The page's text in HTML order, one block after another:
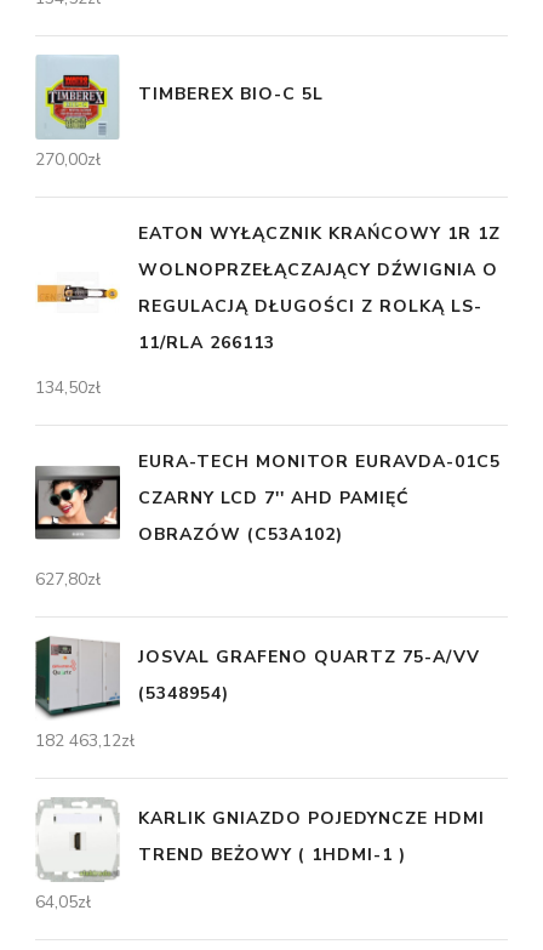
TIMBEREX BIO-C 5L
270,00zł
EATON WYŁĄCZNIK KRAŃCOWY 1R 1Z
WOLNOPRZEŁĄCZAJĄCY DŹWIGNIA O
REGULACJĄ DŁUGOŚCI Z ROLKĄ LS-
11/RLA 266113
134,50zł
EURA-TECH MONITOR EURAVDA-01C5
CZARNY LCD 7'' AHD PAMIĘĆ
OBRAZÓW (C53A102)
627,80zł
JOSVAL GRAFENO QUARTZ 75-A/VV
(5348954)
182 463,12zł
KARLIK GNIAZDO POJEDYNCZE HDMI
TREND BEŻOWY ( 1HDMI-1 )
64,05zł